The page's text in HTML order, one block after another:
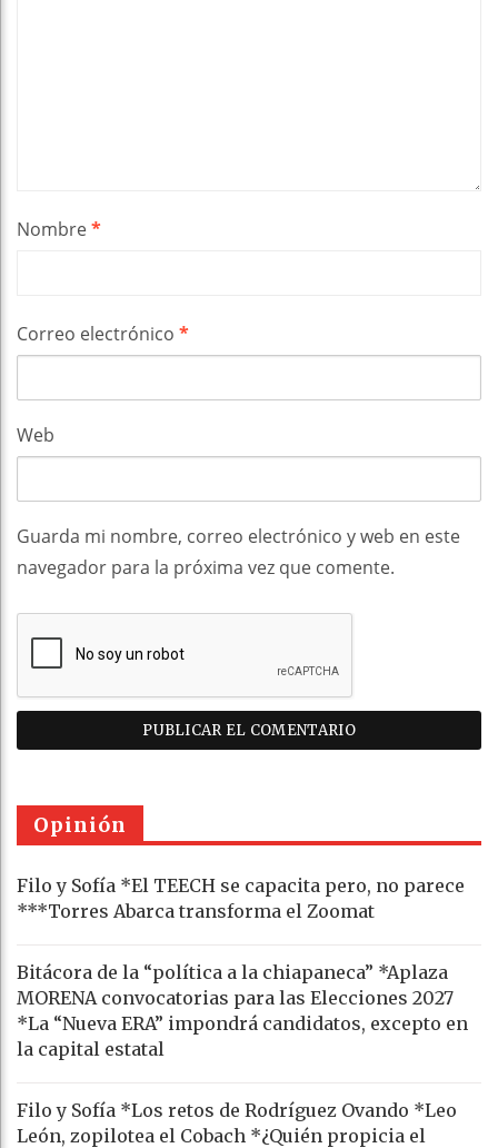
Nombre*
Correo electrónico *
Web
Guarda mi nombre, correo electrónico y web en este
navegador para la próxima vez que comente.
Opinión
Filo y Sofía *El TEECH se capacita pero, no parece
***Torres Abarca transforma el Zoomat
Bitácora de la “política a la chiapaneca” *Aplaza
MORENA convocatorias para las Elecciones 2027
*La “Nueva ERA” impondrá candidatos, excepto en
la capital estatal
Filo y Sofía *Los retos de Rodríguez Ovando *Leo
León, zopilotea el Cobach *¿Quién propicia el